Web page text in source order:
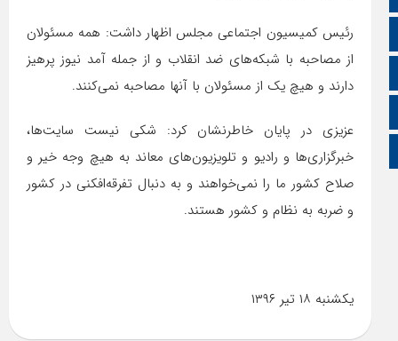
اینستاگرام
اطلاعات سایت
زبان عربی
رئیس کمیسیون اجتماعی مجلس اظهار داشت: همه مسئولان
از مصاحبه با شبکه‌های ضد انقلاب و از جمله آمد نیوز پرهیز
دارند و هیچ یک از مسئولان با آنها مصاحبه نمی‌کنند.
عزیزی در پایان خاطرنشان کرد: شکی نیست سایت‌ها،
خبرگزاری‌ها و رادیو و تلویزیون‌های معاند به هیچ وجه خیر و
صلاح کشور ما را نمی‌خواهند و به دنبال تفرقه‌افکنی در کشور
و ضربه به نظام و کشور هستند.
یکشنبه ۱۸ تیر ۱۳۹۶